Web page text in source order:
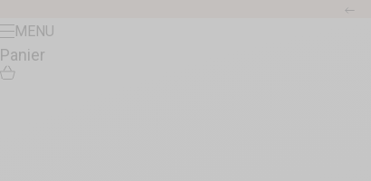
Menu
MENU
Panier